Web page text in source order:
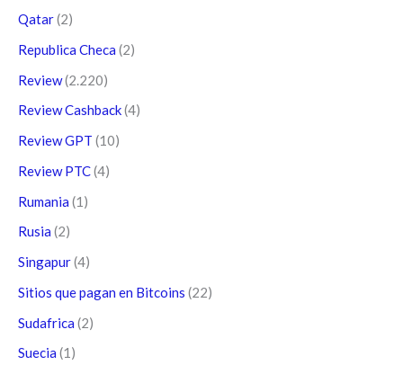
Qatar(2)
Republica Checa (2)
Review(2.220)
Review Cashback(4)
Review GPT (10)
Review PTC(4)
Rumania (1)
Rusia (2)
Singapur(4)
Sitios que pagan en Bitcoins (22)
Sudafrica (2)
Suecia (1)